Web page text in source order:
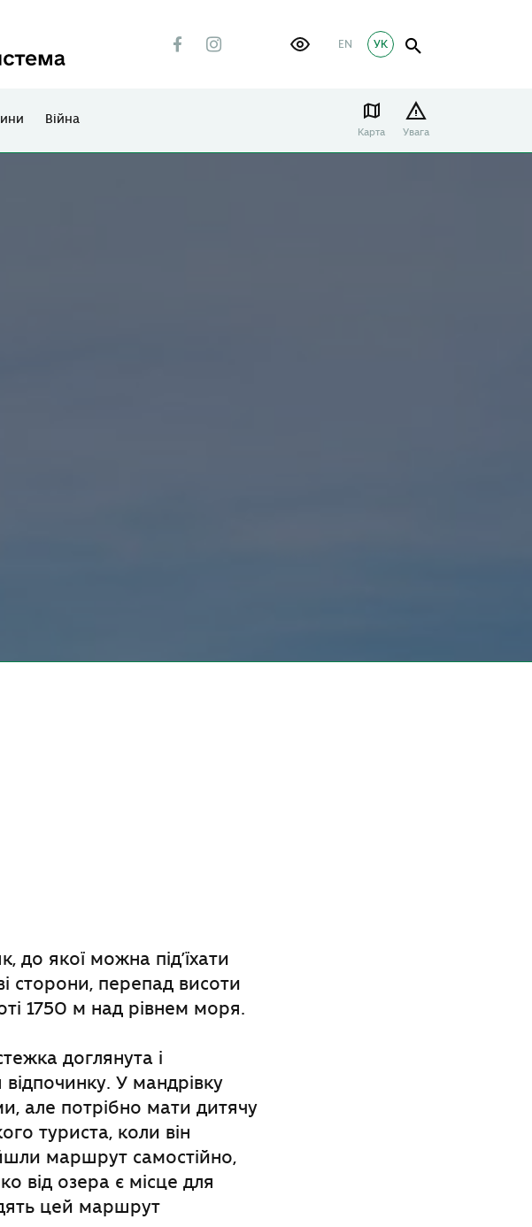
УК
EN
Війна
Карта Увага
якої можна під’їхати
сторони, перепад висоти
1750 м над рівнем моря.
доглянута і
У мандрівку
але потрібно мати дитячу
туриста, коли він
маршрут самостійно,
від озера є місце для
цей маршрут